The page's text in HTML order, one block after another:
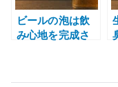
ビールの泡は飲
み心地を完成さ
整える要素